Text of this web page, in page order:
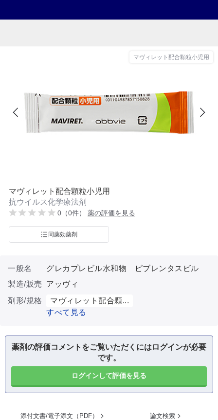
マヴィレット配合顆粒小児用
マヴィレット配合顆粒小児用
抗ウイルス化学療法剤
0（0件） 薬の評価を見る
同薬効薬剤
一般名
グレカプレビル水和物 ピブレンタスビル
製造/販売
アッヴィ
剤形/規格
マヴィレット配合顆...
すべて見る
薬剤の評価コメントをご覧いただくにはログインが必要
です。
ログインして評価を見る
添付文書/電子添文（PDF） 論文検索